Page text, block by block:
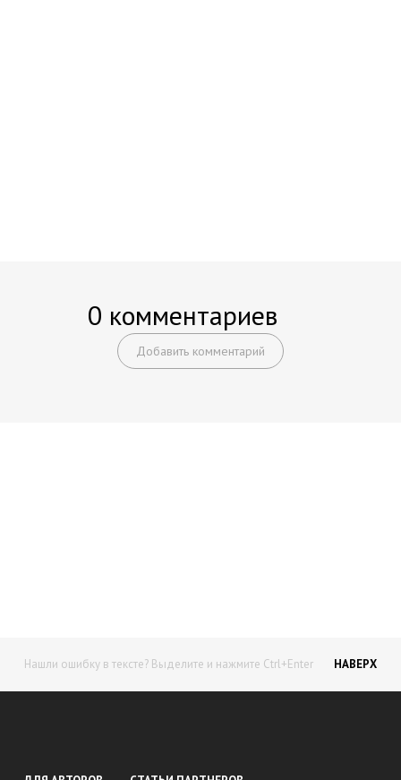
0 комментариев
Добавить комментарий
Нашли ошибку в тексте? Выделите и нажмите Ctrl+Enter НАВЕРХ